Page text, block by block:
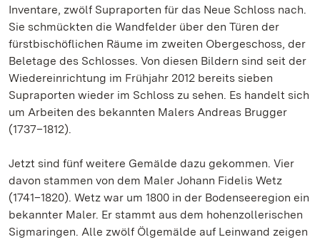
Inventare, zwölf Supraporten für das Neue Schloss nach.
Sie schmückten die Wandfelder über den Türen der
fürstbischöflichen Räume im zweiten Obergeschoss, der
Beletage des Schlosses. Von diesen Bildern sind seit der
Wiedereinrichtung im Frühjahr 2012 bereits sieben
Supraporten wieder im Schloss zu sehen. Es handelt sich
um Arbeiten des bekannten Malers Andreas Brugger
(1737–1812).
Jetzt sind fünf weitere Gemälde dazu gekommen. Vier
davon stammen von dem Maler Johann Fidelis Wetz
(1741–1820). Wetz war um 1800 in der Bodenseeregion ein
bekannter Maler. Er stammt aus dem hohenzollerischen
Sigmaringen. Alle zwölf Ölgemälde auf Leinwand zeigen